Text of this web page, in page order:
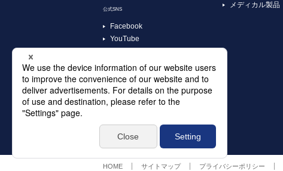
公式SNS
Facebook
YouTube
Instagram
TikTok
メディカル製品
HOME サイトマップ プライバシーポリシー